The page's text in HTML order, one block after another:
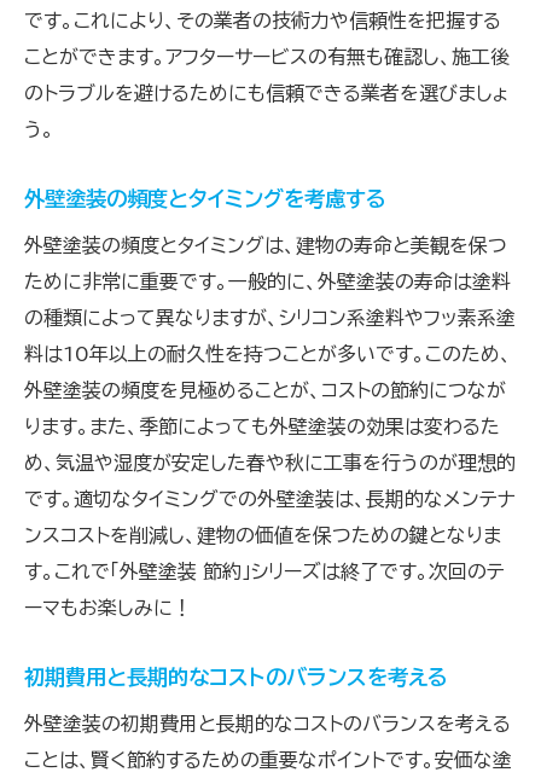
リフォームプランを立てるための基本
長期保証を活用したコスト削減
将来的なメンテナンス計画の立て方
コスト削減と品質を両立させるための基本戦
略
信頼できる業者とのパートナーシップの築き
方
質の高い塗装を実現するための具体的な方
法
DIYとプロのバランスを取ったプランニング
賢く節約するための最終チェックリスト
です。これにより、その業者の技術力や信頼性を把握する
ことができます。アフターサービスの有無も確認し、施工後
のトラブルを避けるためにも信頼できる業者を選びましょ
う。
外壁塗装の頻度とタイミングを考慮する
外壁塗装の頻度とタイミングは、建物の寿命と美観を保つ
ために非常に重要です。一般的に、外壁塗装の寿命は塗料
の種類によって異なりますが、シリコン系塗料やフッ素系塗
料は10年以上の耐久性を持つことが多いです。このため、
外壁塗装の頻度を見極めることが、コストの節約につなが
ります。また、季節によっても外壁塗装の効果は変わるた
め、気温や湿度が安定した春や秋に工事を行うのが理想的
です。適切なタイミングでの外壁塗装は、長期的なメンテナ
ンスコストを削減し、建物の価値を保つための鍵となりま
す。これで「外壁塗装 節約」シリーズは終了です。次回のテ
ーマもお楽しみに！
初期費用と長期的なコストのバランスを考える
外壁塗装の初期費用と長期的なコストのバランスを考える
ことは、賢く節約するための重要なポイントです。安価な塗